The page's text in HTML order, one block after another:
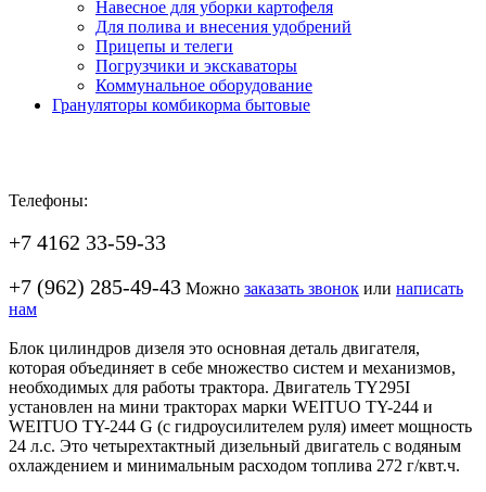
Навесное для уборки картофеля
Для полива и внесения удобрений
Прицепы и телеги
Погрузчики и экскаваторы
Коммунальное оборудование
Грануляторы комбикорма бытовые
Телефоны:
+7 4162 33-59-33
+7 (962) 285-49-43 Можно заказать звонок или написать
нам
Блок цилиндров дизеля это основная деталь двигателя,
которая объединяет в себе множество систем и механизмов,
необходимых для работы трактора. Двигатель TY295I
установлен на мини тракторах марки WEITUO TY-244 и
WEITUO TY-244 G (с гидроусилителем руля) имеет мощность
24 л.с. Это четырехтактный дизельный двигатель с водяным
охлаждением и минимальным расходом топлива 272 г/квт.ч.